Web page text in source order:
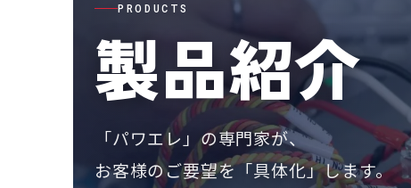
PRODUCTS
製品紹介
「パワエレ」の専門家が、
お客様のご要望を「具体化」します。